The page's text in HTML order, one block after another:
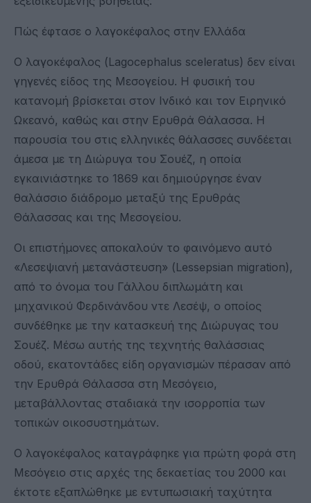
Πώς έφτασε ο λαγοκέφαλος στην Ελλάδα
Ο λαγοκέφαλος (Lagocephalus sceleratus) δεν είναι
γηγενές είδος της Μεσογείου. Η φυσική του
κατανομή βρίσκεται στον Ινδικό και τον Ειρηνικό
Ωκεανό, καθώς και στην Ερυθρά Θάλασσα. Η
παρουσία του στις ελληνικές θάλασσες συνδέεται
άμεσα με τη Διώρυγα του Σουέζ, η οποία
εγκαινιάστηκε το 1869 και δημιούργησε έναν
θαλάσσιο διάδρομο μεταξύ της Ερυθράς
Θάλασσας και της Μεσογείου.
Οι επιστήμονες αποκαλούν το φαινόμενο αυτό
«Λεσεψιανή μετανάστευση» (Lessepsian migration),
από το όνομα του Γάλλου διπλωμάτη και
μηχανικού Φερδινάνδου ντε Λεσέψ, ο οποίος
συνδέθηκε με την κατασκευή της Διώρυγας του
Σουέζ. Μέσω αυτής της τεχνητής θαλάσσιας
οδού, εκατοντάδες είδη οργανισμών πέρασαν από
την Ερυθρά Θάλασσα στη Μεσόγειο,
μεταβάλλοντας σταδιακά την ισορροπία των
τοπικών οικοσυστημάτων.
Ο λαγοκέφαλος καταγράφηκε για πρώτη φορά στη
Μεσόγειο στις αρχές της δεκαετίας του 2000 και
έκτοτε εξαπλώθηκε με εντυπωσιακή ταχύτητα